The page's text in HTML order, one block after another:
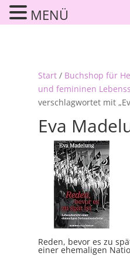
Start/ Buchshop für
und femininen
verschlagwortet mit
Eva
Reden, bevor es zu
einer ehemaligen
MENÜ